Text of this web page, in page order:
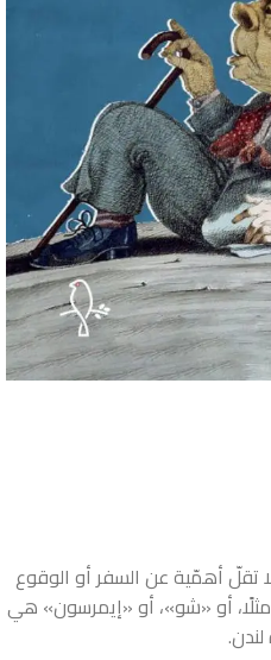
تقلّ أهمّية عن السفر أو الوقوع
أو «شو»، أو «إيمرسون» هي